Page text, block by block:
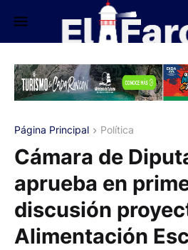
Página Principal Política
Cámara de
aprueba en
discusión
Alimentación